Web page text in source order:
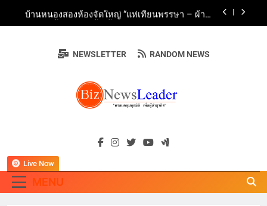
บ้านหนองสองห้องจัดใหญ่ “แห่เทียนพรรษา – ผ้าป่า
ซาเล้งปลอดเหล้าเข้าพรรษา 2569” ชูพลังชุมชน
Future-Ready Education
“ข้าวหน้าไก่ราชวงศ์” พุ่งทะยานสู่น่านฟ้า
ททท. ร่วมมือกับ จุฬาลงกรณ์มหาวิทยาลัย จัดสัมมนา
ทางวิชาการและการตลาดเชิงรุก แนะเคล็ดลับปรับ
ธุรกิจท่องเที่ยวไทย “ขายได้ ขายดี ขายนาน”
สืบสานพุทธศาสนา สร้างสังคมปลอดเหล้า ภายใต้
แนวคิด “90 วัน เก็บแต้มสุขภาพดี สิ่งดีๆ จะเกิดขึ้น”
Guangzhou Yinghao School Unveils Vision for
AirAsia X SEE FAH พันธมิตรทางธุรกิจยาวนานกว่า
20 ปี ต่อยอดเสิร์ฟความอร่อย ยกเมนูระดับตำนาน
ททท. ร่วมมือกับ จุฬาลงกรณ์มหาวิทยาลัย จัดสัมมนา
BIZNEWSLEADER
"ครอบคลุมทุกมิติ เพื่อ…ผู้นำธุรกิจ"
NEWSLETTER RANDOM NEWS
MENU
Live Now